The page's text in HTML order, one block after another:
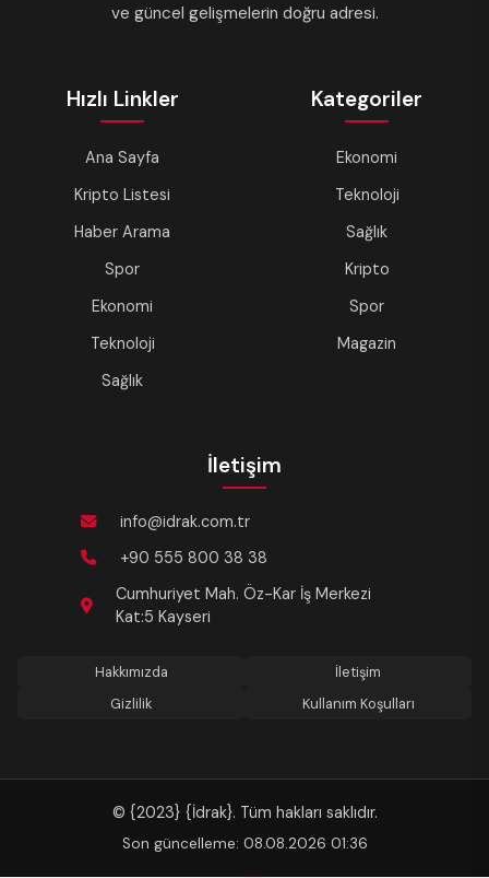
ve güncel gelişmelerin doğru adresi.
Hızlı Linkler
Ana Sayfa
Kripto Listesi
Haber Arama
Spor
Ekonomi
Teknoloji
Sağlık
Kategoriler
Ekonomi
Teknoloji
Sağlık
Kripto
Spor
Magazin
İletişim
info@idrak.com.tr
+90 555 800 38 38
Cumhuriyet Mah. Öz-Kar İş Merkezi
Kat:5 Kayseri
Hakkımızda
İletişim
Gizlilik
Kullanım Koşulları
© {2023} {İdrak}. Tüm hakları saklıdır.
Son güncelleme: 08.08.2026 01:36